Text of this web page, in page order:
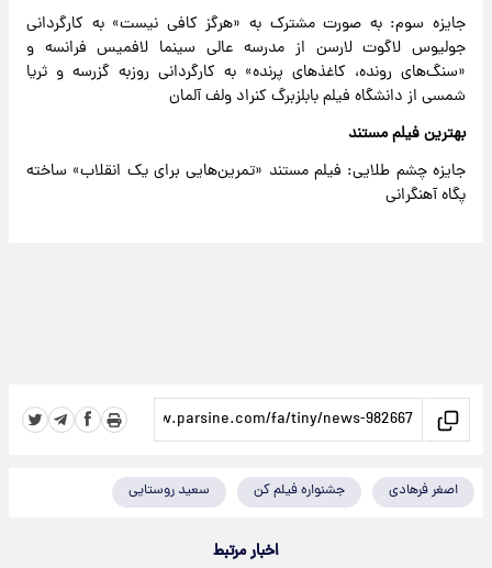
جایزه سوم: به صورت مشترک به «هرگز کافی نیست» به کارگردانی
جولیوس لاگوت لارسن از مدرسه عالی سینما لافمیس فرانسه و
«سنگ‌های رونده، کاغذهای پرنده» به کارگردانی روزبه گزرسه و ثریا
شمسی از دانشگاه فیلم بابلزبرگ کنراد ولف آلمان
بهترین فیلم مستند
جایزه چشم طلایی: فیلم مستند «تمرین‌هایی برای یک انقلاب» ساخته
پگاه آهنگرانی
اصغر فرهادی جشنواره فیلم کن سعید روستایی
اخبار مرتبط